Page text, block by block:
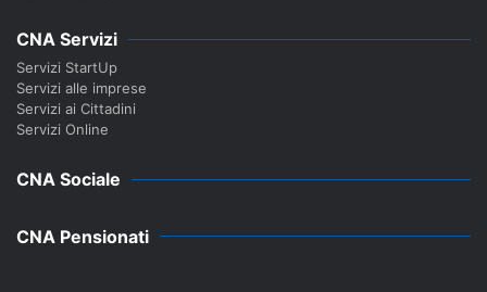
CNA Servizi
Servizi StartUp
Servizi alle imprese
Servizi ai Cittadini
Servizi Online
CNA Sociale
CNA Pensionati